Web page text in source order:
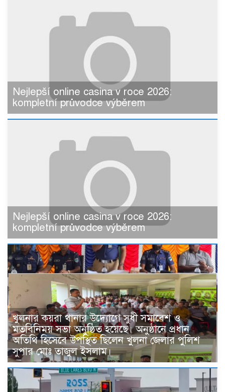
Nejlepší online casina v roce 2026:
kompletní průvodce výběrem
Nejlepší online casina v roce 2026:
kompletní průvodce výběrem
খুলনার কয়রা থানার উদ্যোগে সুধী সমাবেশ ও
মতবিনিময় সভা অনুষ্ঠিত হয়েছে। অনুষ্ঠানে প্রধান
অতিথি হিসেবে উপস্থিত ছিলেন খুলনা জেলার পুলিশ
সুপার মোঃ তাজুল ইসলাম।